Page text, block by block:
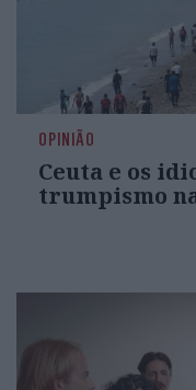
OPINIÃO
Ceuta e os
trumpismo